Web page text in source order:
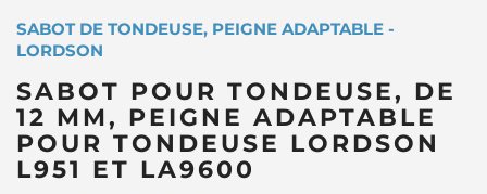
SABOT DE TONDEUSE, PEIGNE ADAPTABLE -
LORDSON
SABOT POUR TONDEUSE, DE
12 MM, PEIGNE ADAPTABLE
POUR TONDEUSE LORDSON
L951 ET LA9600